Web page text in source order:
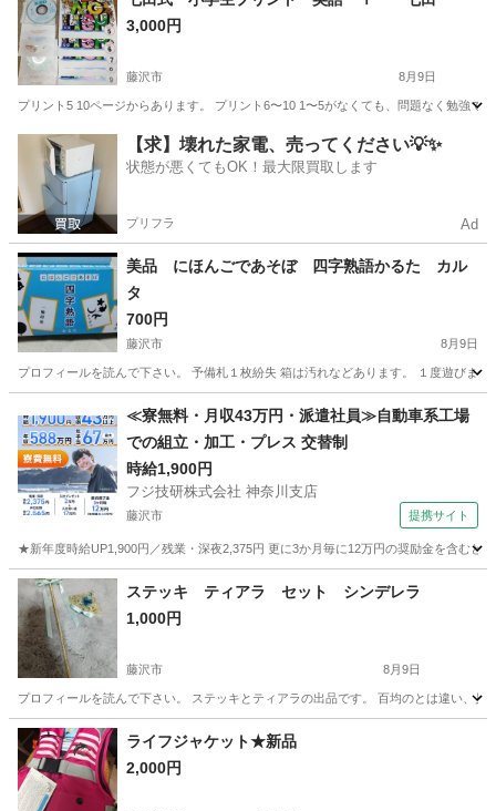
3,000円
藤沢市 8月9日
プリント5 10ページからあります。 プリント6〜10 1〜5がなくても、問題なく勉強
神奈川 その他 小学生
【求】壊れた家電、売ってください💡✨
状態が悪くてもOK！最大限買取します
プリフラ Ad
美品 にほんごであそぼ 四字熟語かるた カル
タ
700円
藤沢市 8月9日
プロフィールを読んで下さい。 予備札１枚紛失 箱は汚れなどあります。 １度遊び
キッズ用品 にほんごであそぼ
≪寮無料・月収43万円・派遣社員≫自動車系工場
での組立・加工・プレス 交替制
時給1,900円
フジ技研株式会社 神奈川支店
藤沢市 提携サイト
★新年度時給UP1,900円／残業・深夜2,375円 更に3か月毎に12万円の奨励金を含む
神奈川 藤沢市 その他
ステッキ ティアラ セット シンデレラ
1,000円
藤沢市 8月9日
プロフィールを読んで下さい。 ステッキとティアラの出品です。 百均のとは違い、
神奈川 藤沢市 キッズ用品 ステッキ
ライフジャケット★新品
2,000円